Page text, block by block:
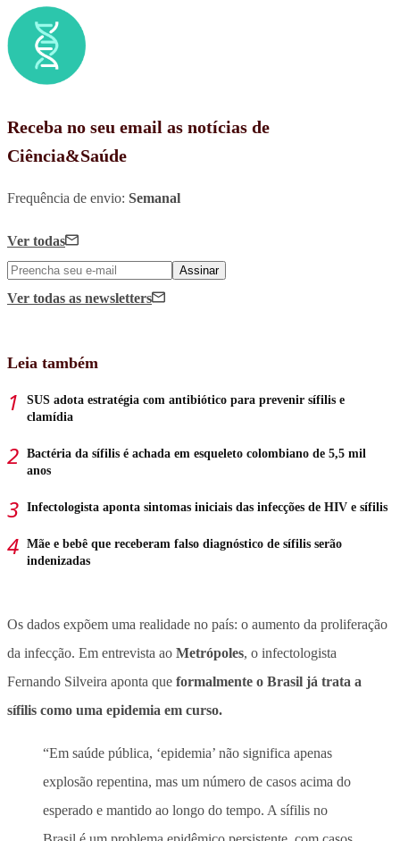
Receba no seu email as notícias de
Ciência&Saúde
Frequência de envio: Semanal
Ver todas
Assinar
Ver todas as newsletters
Leia também
SUS adota estratégia com antibiótico para prevenir sífilis e
clamídia
Bactéria da sífilis é achada em esqueleto colombiano de 5,5 mil
anos
Infectologista aponta sintomas iniciais das infecções de HIV e sífilis
Mãe e bebê que receberam falso diagnóstico de sífilis serão
indenizadas
Os dados expõem uma realidade no país: o aumento da proliferação
da infecção. Em entrevista ao Metrópoles, o infectologista
Fernando Silveira aponta que formalmente o Brasil já trata a
sífilis como uma epidemia em curso.
“Em saúde pública, ‘epidemia’ não significa apenas
explosão repentina, mas um número de casos acima do
esperado e mantido ao longo do tempo. A sífilis no